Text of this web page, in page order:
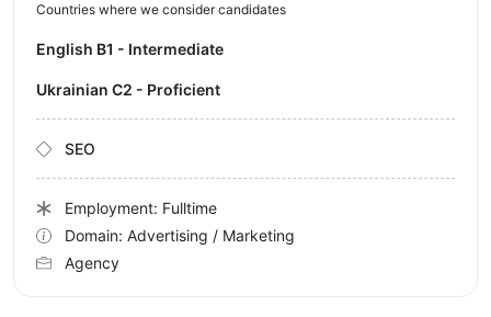
Countries where we consider candidates
English B1 - Intermediate
Ukrainian C2 - Proficient
SEO
Employment: Fulltime
Domain: Advertising / Marketing
Agency